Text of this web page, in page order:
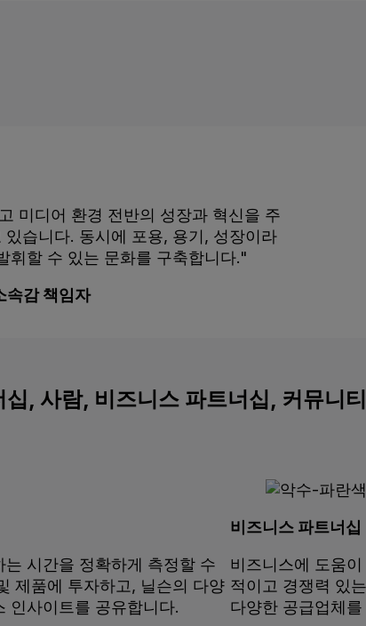
미디어 환경 전반의 성장과 혁신을 주
습니다. 동시에 포용, 용기, 성장이라
휘할 수 있는 문화를 구축합니다."
속감 책임자
, 사람, 비즈니스 파트너십, 커뮤니
시간을 정확하게 측정할 수
제품에 투자하고, 닐슨의 다양
인사이트를 공유합니다.
비즈니스 파트너십
비즈니스에 도움
적이고 경쟁력 있
다양한 공급업체